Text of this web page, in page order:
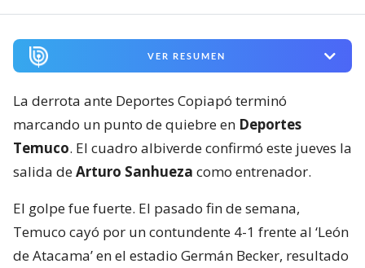
VER RESUMEN
La derrota ante Deportes Copiapó terminó
marcando un punto de quiebre en Deportes
Temuco. El cuadro albiverde confirmó este jueves la
salida deArturo Sanhueza como entrenador.
El golpe fue fuerte. El pasado fin de semana,
Temuco cayó por un contundente 4-1 frente al ‘León
de Atacama’ en el estadio Germán Becker, resultado